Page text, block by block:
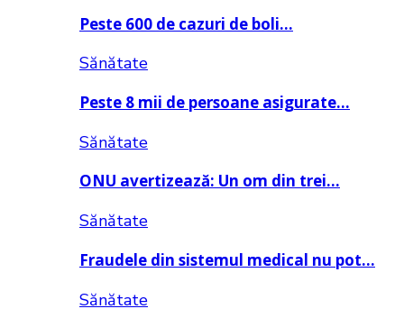
Peste 600 de cazuri de boli…
Sănătate
Peste 8 mii de persoane asigurate…
Sănătate
ONU avertizează: Un om din trei…
Sănătate
Fraudele din sistemul medical nu pot…
Sănătate